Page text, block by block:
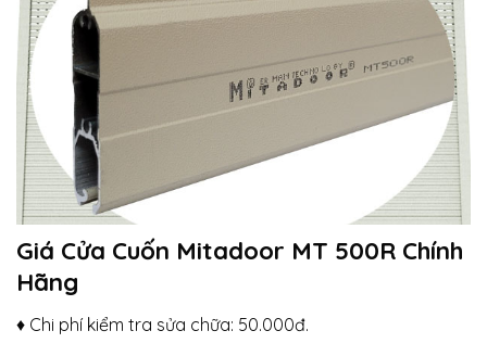
Giá Cửa Cuốn Mitadoor MT 500R Chính
Hãng
♦ Chi phí kiểm tra sửa chữa: 50.000đ.